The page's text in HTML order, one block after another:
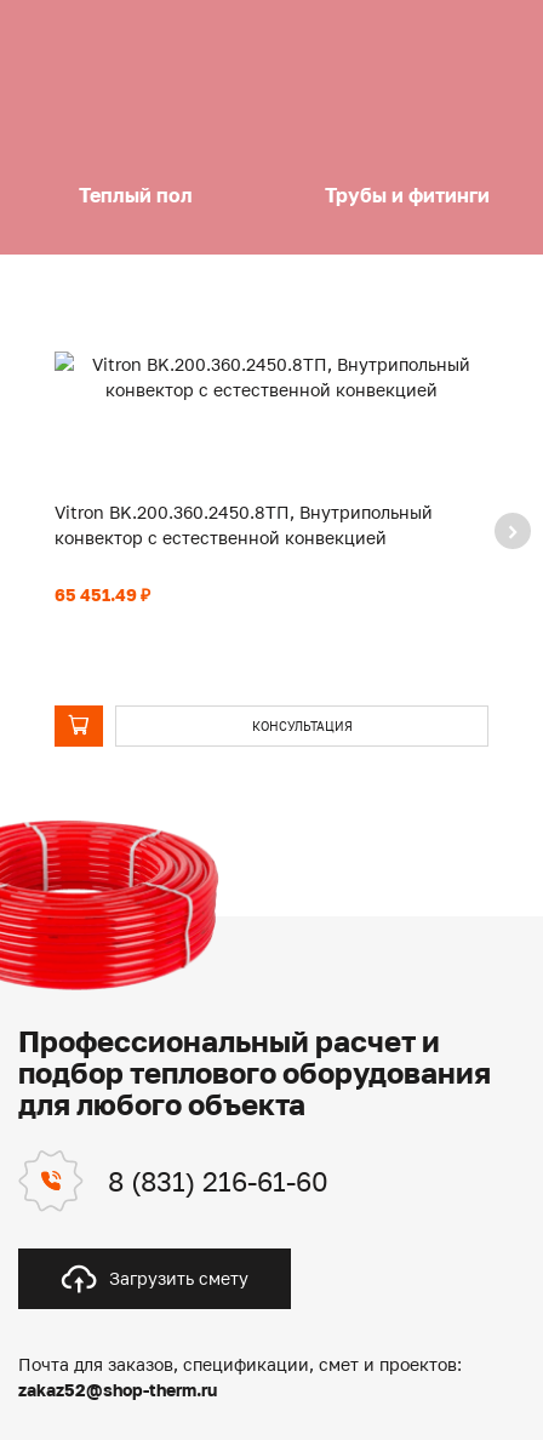
Теплый пол Трубы и фитинги
Vitron BK.200.360.2450.8ТП, Внутрипольный
конвектор с естественной конвекцией
65 451.49 ₽
КОНСУЛЬТАЦИЯ
Профессиональный расчет и
подбор теплового оборудования
для любого объекта
8 (831) 216-61-60
Загрузить смету
Почта для заказов, спецификации, смет и проектов:
zakaz52@shop-therm.ru